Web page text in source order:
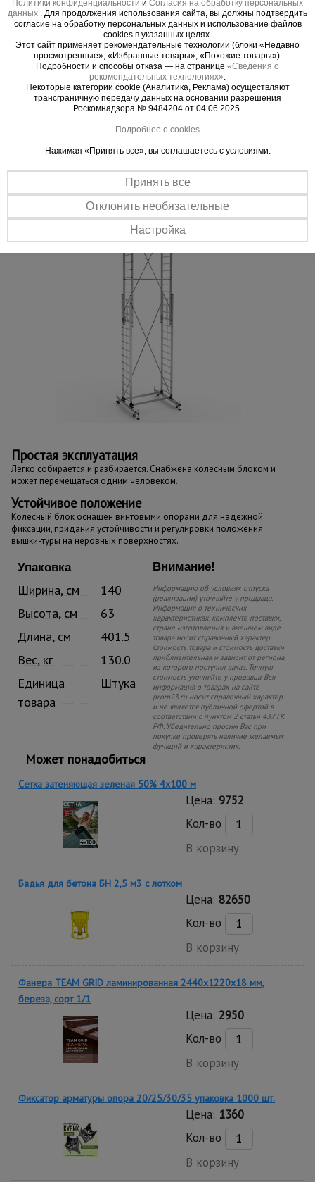
Важные преимущества –
эффективная работа
Просторная платформа
Широкий настил из перфорированного высококачественного
алюминия для свободного перемещения по платформе.
Безопасность на высоте
Боковые поручни обеспечивают дополнительную безопасность
запорными механизмами для надежного закрепления при
Простая эксплуатация
Легко собирается и разбирается. Снабжена колесным блоком и
может перемещаться одним человеком.
Устойчивое положение
Колесный блок оснащен винтовыми опорами для надежной
фиксации, придания устойчивости и регулировки положения
вышки-туры на неровных поверхностях.
Упаковка
Ширина, см
140
Высота, см
63
Длина, см
401.5
Вес, кг
130.0
Единица
товара
Штука
Внимание!
Информацию об условиях отпуска
(реализации) уточняйте у продавца.
Информация о технических
характеристиках, комплекте поставки,
стране изготовления и внешнем виде
товара носит справочный характер.
Стоимость товара и стоимость доставки
приблизительная и зависит от региона,
из которого поступил заказ. Точную
стоимость уточняйте у продавца. Вся
информация о товарах на сайте
prom23.ru носит справочный характер
и не является публичной офертой в
соответствии с пунктом 2 статьи 437 ГК
РФ. Убедительно просим Вас при
покупке проверять наличие желаемых
функций и характеристик.
Может понадобиться
Сетка затеняющая зеленая 50% 4х100 м
Цена: 9752
Кол-во
В корзину
Бадья для бетона БН 2,5 м3 с лотком
Цена: 82650
Кол-во
В корзину
Фанера TEAM GRID ламинированная 2440х1220х18 мм,
береза, сорт 1/1
Цена: 2950
Кол-во
В корзину
Фиксатор арматуры опора 20/25/30/35 упаковка 1000 шт.
Цена: 1360
Кол-во
В корзину
Политики конфиденциальности и Согласия на обработку персональных
данных . Для продолжения использования сайта, вы должны подтвердить
согласие на обработку персональных данных и использование файлов
cookies в указанных целях.
Этот сайт применяет рекомендательные технологии (блоки «Недавно
просмотренные», «Избранные товары», «Похожие товары»).
Подробности и способы отказа — на странице «Сведения о
рекомендательных технологиях».
Некоторые категории cookie (Аналитика, Реклама) осуществляют
трансграничную передачу данных на основании разрешения
Роскомнадзора № 9484204 от 04.06.2025.
Подробнее о cookies
Нажимая «Принять все», вы соглашаетесь с условиями.
Принять все
Отклонить необязательные
Настройка